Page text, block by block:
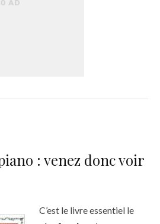
: venez donc voir
C’est le livre essentiel le